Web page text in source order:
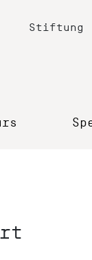
Stiftung